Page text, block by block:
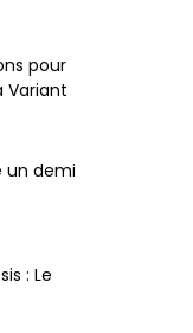
pour
Variant
un demi
: Le